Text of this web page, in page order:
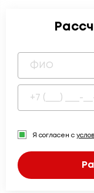
Я согласен с